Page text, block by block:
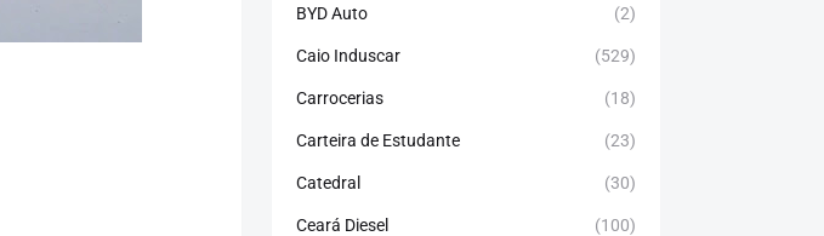
BYD Auto (2)
Caio Induscar (529)
Carrocerias (18)
Carteira de Estudante (23)
Catedral (30)
Ceará Diesel (100)